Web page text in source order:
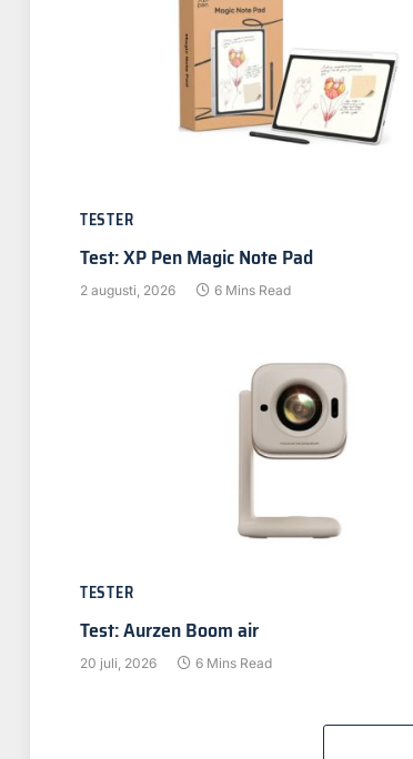
TESTER
Test: XP Pen Magic Note Pad
2 augusti, 2026 6 Mins Read
TESTER
Test: Aurzen Boom air
20 juli, 2026 6 Mins Read